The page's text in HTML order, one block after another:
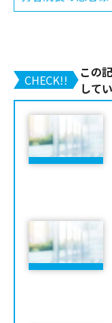
CHECK!!
この
して